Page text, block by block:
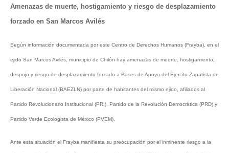
Amenazas de muerte, hostigamiento y riesgo de desplazamiento
forzado en San Marcos Avilés
Según información documentada por este Centro de Derechos Humanos (Frayba), en el
ejido San Marcos Avilés, municipio de Chilón hay amenazas de muerte, hostigamiento,
despojo y riesgo de desplazamiento forzado a Bases de Apoyo del Ejercito Zapatista de
Liberación Nacional (BAEZLN) por parte de habitantes del mismo ejido, afiliados al
Partido Revolucionario Institucional (PRI), Partido de la Revolución Democrática (PRD) y
Partido Verde Ecologista de México (PVEM).
Ante esta situación el Frayba manifiesta su preocupación por el inminente riesgo a la